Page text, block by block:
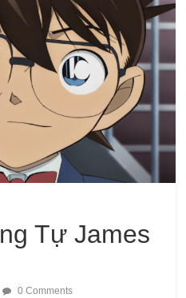
Tự James
0 Comments